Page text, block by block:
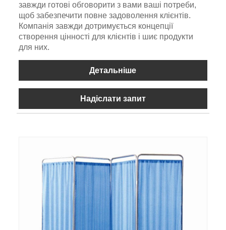
завжди готові обговорити з вами ваші потреби,
щоб забезпечити повне задоволення клієнтів.
Компанія завжди дотримується концепції
створення цінності для клієнтів і шиє продукти
для них.
Детальніше
Надіслати запит